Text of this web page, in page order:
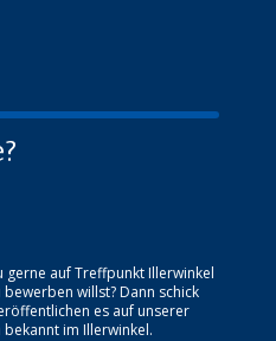
auf Treffpunkt Illerwinkel
bewerben willst? Dann schick
es auf unserer
im Illerwinkel.